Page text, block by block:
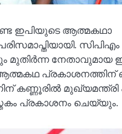
ഇപിയുടെ ആത്മകഥാ
സിപിഎം
മുതിര്‍ന്ന നേതാവുമായ
പ്രകാശനത്തിന്
കണ്ണൂരില്‍ മുഖ്യമന്ത്രി
പ്രകാശനം ചെയ്യും.